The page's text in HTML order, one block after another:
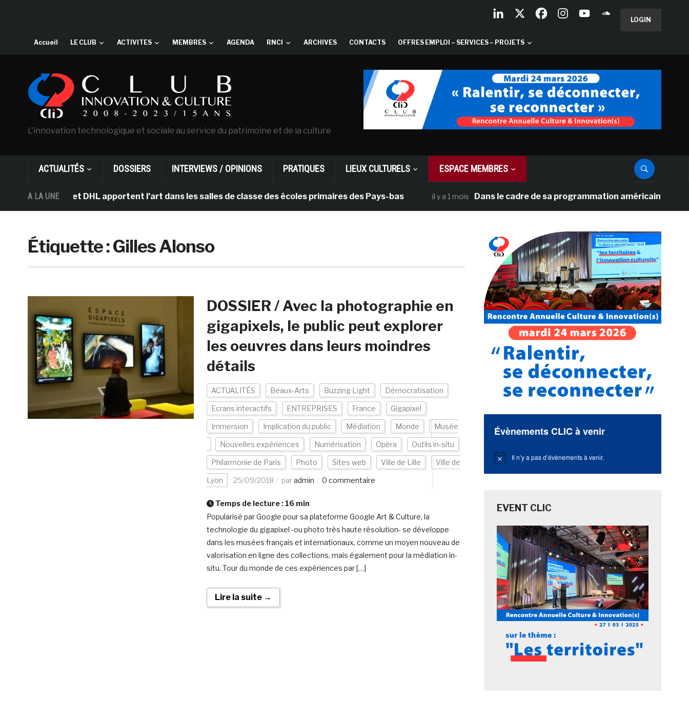
LOGIN
Accueil LE CLUB ACTIVITES MEMBRES AGENDA RNCI ARCHIVES CONTACTS OFFRES EMPLOI – SERVICES – PROJETS
L'innovation technologique et sociale au service du patrimoine et de la culture
ACTUALITÉS DOSSIERS INTERVIEWS / OPINIONS PRATIQUES LIEUX CULTURELS ESPACE MEMBRES
A LA UNEet DHL apportent l’art dans les salles de classe des écoles primaires des Pays-bas il y a 1 mois Dans le cadre de sa programmation américaine,
Étiquette :Gilles Alonso
DOSSIER / Avec la photographie en
gigapixels, le public peut explorer
les oeuvres dans leurs moindres
détails
ACTUALITÉS Beaux-Arts Buzzing Light Démocratisation
Ecrans interactifs ENTREPRISES France Gigapixel
Immersion Implication du public Médiation Monde Musée
Nouvelles expériences Numérisation Opéra Outils in-situ
Philarmonie de Paris Photo Sites web Ville de Lille Ville de
Lyon 25/09/2018 paradmin 0 commentaire
Temps de lecture : 16 min
Popularisé par Google pour sa plateforme Google Art & Culture, la
technologie du gigapixel -ou photo très haute résolution- se développe
dans les musées français et internationaux, comme un moyen nouveau de
valorisation en ligne des collections, mais également pour la médiation in-
situ. Tour du monde de ces expériences par […]
Lire la suite →
Évènements CLIC à venir
Notice Il n’y a pas d’évènements à venir.
EVENT CLIC